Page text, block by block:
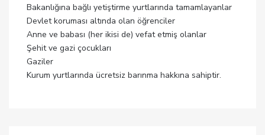
Bakanlığına bağlı yetiştirme yurtlarında tamamlayanlar
Devlet koruması altında olan öğrenciler
Anne ve babası (her ikisi de) vefat etmiş olanlar
Şehit ve gazi çocukları
Gaziler
Kurum yurtlarında ücretsiz barınma hakkına sahiptir.